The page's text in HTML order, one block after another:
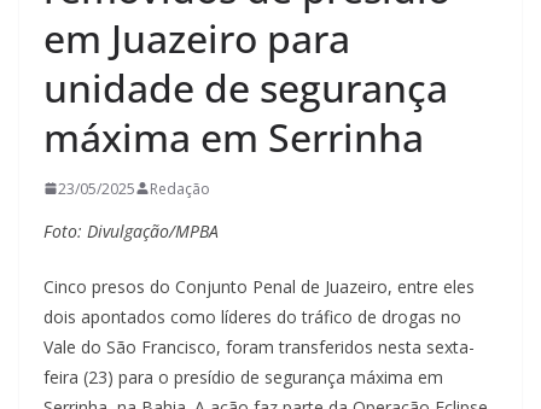
em Juazeiro para
unidade de segurança
máxima em Serrinha
23/05/2025 Redação
Foto: Divulgação/MPBA
Cinco presos do Conjunto Penal de Juazeiro, entre eles
dois apontados como líderes do tráfico de drogas no
Vale do São Francisco, foram transferidos nesta sexta-
feira (23) para o presídio de segurança máxima em